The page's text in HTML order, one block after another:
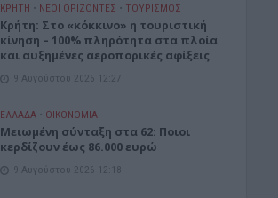
ΚΡΗΤΗ • ΝΕΟΙ ΟΡΙΖΟΝΤΕΣ • ΤΟΥΡΙΣΜΟΣ
Κρήτη: Στο «κόκκινο» η τουριστική
κίνηση – 100% πληρότητα στα πλοία
και αυξημένες αεροπορικές αφίξεις
9 Αυγούστου 2026 12:27
ΕΛΛΑΔΑ • ΟΙΚΟΝΟΜΙΑ
Μειωμένη σύνταξη στα 62: Ποιοι
κερδίζουν έως 86.000 ευρώ
9 Αυγούστου 2026 12:18